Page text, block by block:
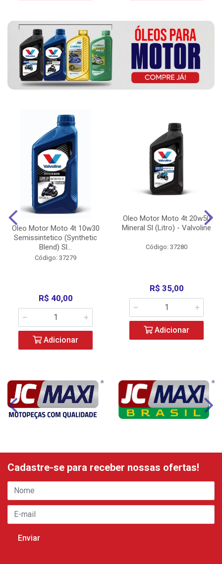
Oleo Motor Moto 4t 10w30
Semissintetico (Synthetic
Blend) Sl...
Código: 37279
R$ 40,00
Adicionar
Oleo Motor Moto 4t 20w50
Mineral Sl (Litro) - Valvoline
Código: 37280
R$ 35,00
Adicionar
Cadastre-se para receber nossas ofertas!